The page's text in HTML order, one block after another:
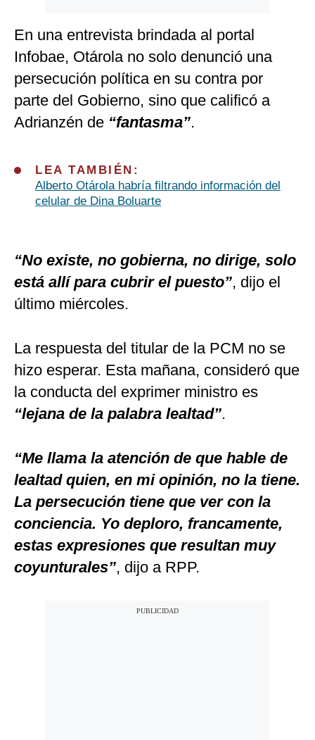
En una entrevista brindada al portal
Infobae, Otárola no solo denunció una
persecución política en su contra por
parte del Gobierno, sino que calificó a
Adrianzén de “fantasma”.
LEA TAMBIÉN:
Alberto Otárola habría filtrando información del
celular de Dina Boluarte
“No existe, no gobierna, no dirige, solo
está allí para cubrir el puesto”, dijo el
último miércoles.
La respuesta del titular de la PCM no se
hizo esperar. Esta mañana, consideró que
la conducta del exprimer ministro es
“lejana de la palabra lealtad”.
“Me llama la atención de que hable de
lealtad quien, en mi opinión, no la tiene.
La persecución tiene que ver con la
conciencia. Yo deploro, francamente,
estas expresiones que resultan muy
coyunturales”, dijo a RPP.